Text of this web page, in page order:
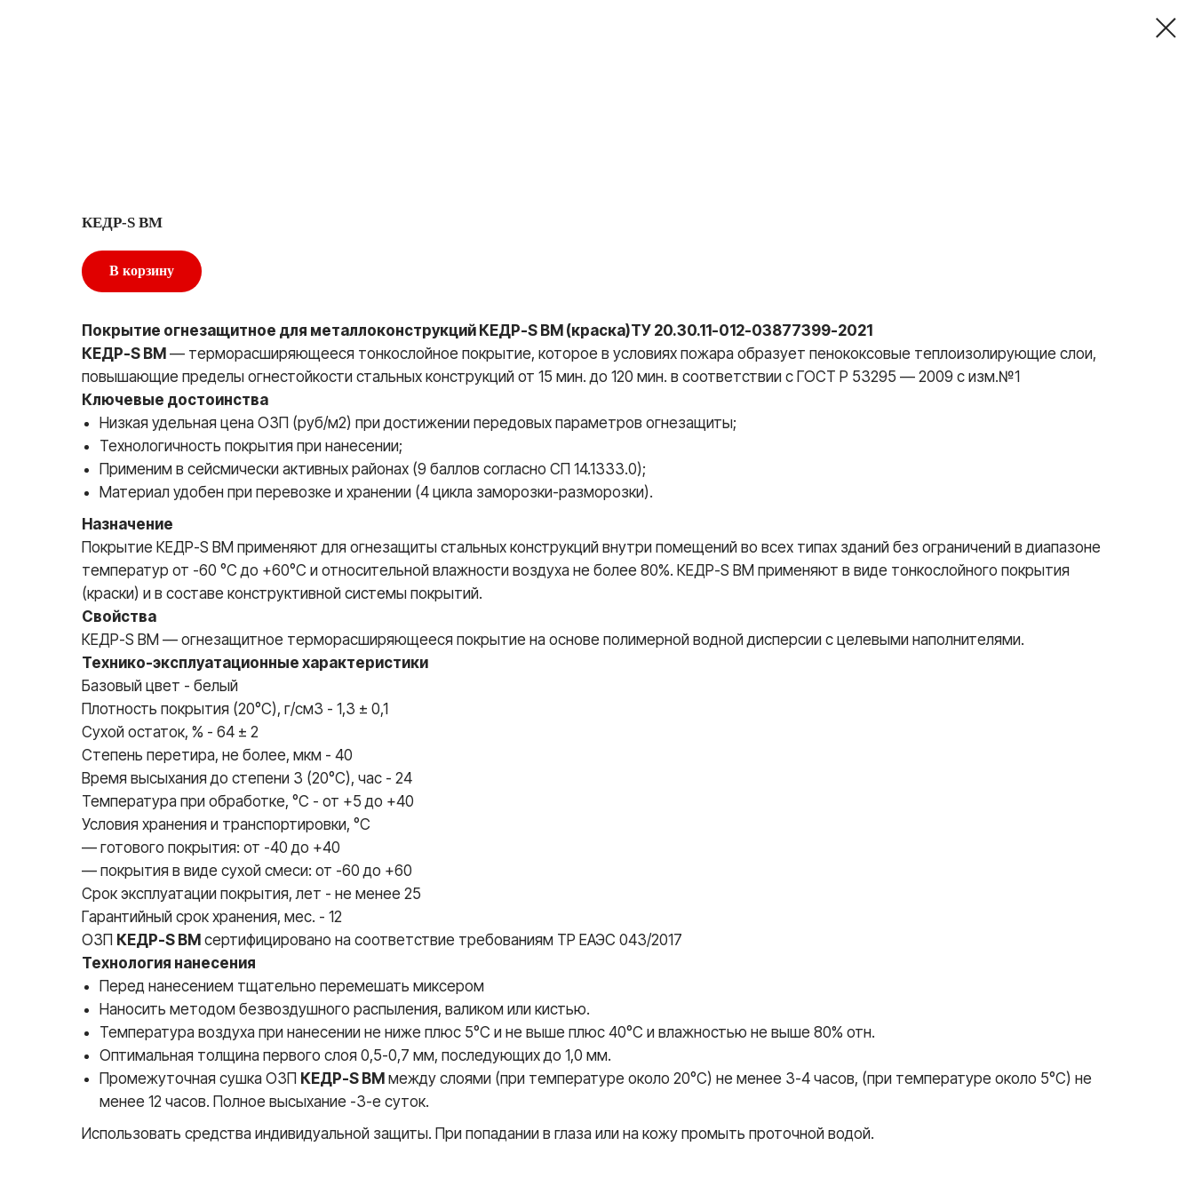
КЕДР-S BM
В корзину
Покрытие огнезащитное для металлоконструкций КЕДР-S BM (краска)ТУ 20.30.11-012-03877399-2021
КЕДР-S ВМ — терморасширяющееся тонкослойное покрытие, которое в условиях пожара образует пенококсовые теплоизолирующие слои,
повышающие пределы огнестойкости стальных конструкций от 15 мин. до 120 мин. в соответствии с ГОСТ Р 53295 — 2009 с изм.№1
Ключевые достоинства
Низкая удельная цена ОЗП (руб/м2) при достижении передовых параметров огнезащиты;
Технологичность покрытия при нанесении;
Применим в сейсмически активных районах (9 баллов согласно СП 14.1333.0);
Материал удобен при перевозке и хранении (4 цикла заморозки-разморозки).
Назначение
Покрытие КЕДР-S ВМ применяют для огнезащиты стальных конструкций внутри помещений во всех типах зданий без ограничений в диапазоне
температур от -60 °С до +60°С и относительной влажности воздуха не более 80%. КЕДР-S BM применяют в виде тонкослойного покрытия
(краски) и в составе конструктивной системы покрытий.
Свойства
КЕДР-S ВМ — огнезащитное терморасширяющееся покрытие на основе полимерной водной дисперсии с целевыми наполнителями.
Технико-эксплуатационные характеристики
Базовый цвет - белый
Плотность покрытия (20°С), г/см3 - 1,3 ± 0,1
Сухой остаток, % - 64 ± 2
Степень перетира, не более, мкм - 40
Время высыхания до степени З (20°С), час - 24
Температура при обработке, °С - от +5 до +40
Условия хранения и транспортировки, °С
— готового покрытия: от -40 до +40
— покрытия в виде сухой смеси: от -60 до +60
Срок эксплуатации покрытия, лет - не менее 25
Гарантийный срок хранения, мес. - 12
ОЗП КЕДР-S BM сертифицировано на соответствие требованиям ТР ЕАЭС 043/2017
Технология нанесения
Перед нанесением тщательно перемешать миксером
Наносить методом безвоздушного распыления, валиком или кистью.
Температура воздуха при нанесении не ниже плюс 5°С и не выше плюс 40°С и влажностью не выше 80% отн.
Оптимальная толщина первого слоя 0,5-0,7 мм, последующих до 1,0 мм.
Промежуточная сушка ОЗП КЕДР-S ВМ между слоями (при температуре около 20°С) не менее 3-4 часов, (при температуре около 5°С) не
менее 12 часов. Полное высыхание -3-е суток.
Использовать средства индивидуальной защиты. При попадании в глаза или на кожу промыть проточной водой.